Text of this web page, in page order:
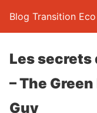
Blog Transition Eco
Les secrets
– The
Guy